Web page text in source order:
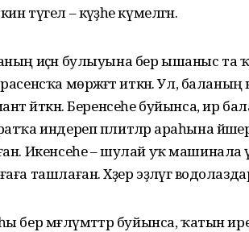
түгел – кәүҙәһе күмелгән.
иҫән булыуына бер ышаныс та
мөрәжәғәт иткән. Ул, баланың
әйткән. Беренсеһе буйынса, ир
индереп плитәләр араһына
Икенсеһе – шулай уҡ машинала
ташлаған. Хәҙер эҙләүгә
бер мәғлүмәттәр буйынса, ҡатын